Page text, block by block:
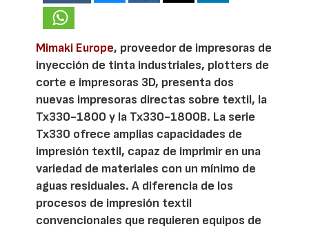
Mimaki Europe, proveedor de impresoras de
inyección de tinta industriales, plotters de
corte e impresoras 3D, presenta dos
nuevas impresoras directas sobre textil, la
Tx330-1800 y la Tx330-1800B. La serie
Tx330 ofrece amplias capacidades de
impresión textil, capaz de imprimir en una
variedad de materiales con un mínimo de
aguas residuales. A diferencia de los
procesos de impresión textil
convencionales que requieren equipos de